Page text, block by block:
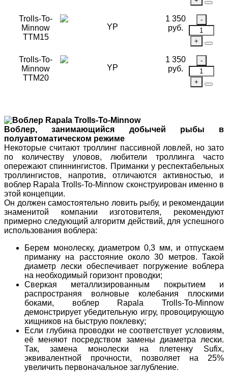
Trolls-To-
Minnow
TTM15
YP
1 350
руб.
Trolls-To-
Minnow
TTM20
YP
1 350
руб.
Воблер, занимающийся добычей рыбы в
полуавтоматическом режиме
Некоторые считают троллинг пассивной ловлей, но зато
по количеству уловов, любители троллинга часто
опережают спиннингистов. Приманки у респектабельных
троллингистов, напротив, отличаются активностью, и
воблер Rapala Trolls-To-Minnow сконструирован именно в
этой концепции.
Он должен самостоятельно ловить рыбу, и рекомендации
знаменитой компании изготовителя, рекомендуют
примерно следующий алгоритм действий, для успешного
использования воблера:
Берем монолеску, диаметром 0,3 мм, и отпускаем
приманку на расстояние около 30 метров. Такой
диаметр лески обеспечивает погружение воблера
на необходимый горизонт проводки;
Сверкая металлизированным покрытием и
распространяя волновые колебания плоскими
боками, воблер Rapala Trolls-To-Minnow
демонстрирует убедительную игру, провоцирующую
хищников на быструю поклевку;
Если глубина проводки не соответствует условиям,
её меняют посредством замены диаметра лески.
Так, замена монолески на плетенку Sufix,
эквивалентной прочности, позволяет на 25%
увеличить первоначальное заглубление.